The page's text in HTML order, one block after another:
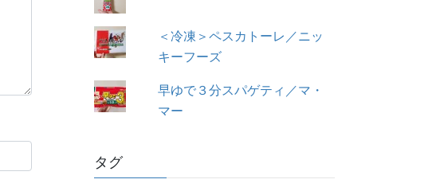
＜冷凍＞ペスカトーレ／ニッ
キーフーズ
早ゆで３分スパゲティ／マ・
マー
タグ